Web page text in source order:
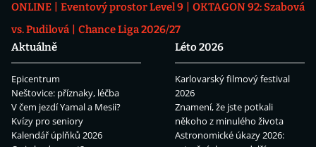
ONLINE
Eventový prostor Level 9
OKTAGON 92: Szabová
vs. Pudilová
Chance Liga 2026/27
Aktuálně
Epicentrum
Neštovice: příznaky, léčba
V čem jezdí Yamal a Mesii?
Kvízy pro seniory
Kalendář úplňků 2026
Léto 2026
Karlovarský filmový festival
2026
Znamení, že jste potkali
někoho z minulého života
Astronomické úkazy 2026: